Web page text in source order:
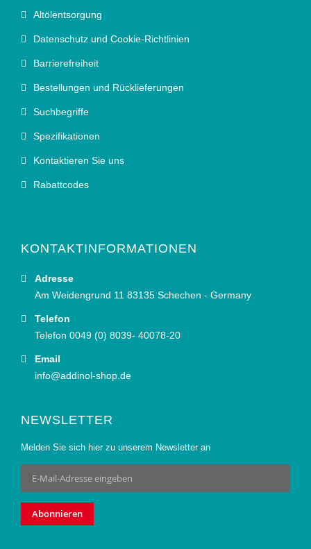
Altölentsorgung
Datenschutz und Cookie-Richtlinien
Barrierefreiheit
Bestellungen und Rücklieferungen
Suchbegriffe
Spezifikationen
Kontaktieren Sie uns
Rabattcodes
KONTAKTINFORMATIONEN
Adresse
Am Weidengrund 11 83135 Schechen - Germany
Telefon
Telefon 0049 (0) 8039- 40078-20
Email
info@addinol-shop.de
NEWSLETTER
Melden Sie sich hier zu unserem Newsletter an
Anmeldung
zum
Newsletter:
Abonnieren